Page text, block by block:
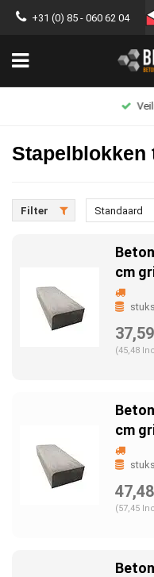
+31 (0) 85 - 060 62 04
Stapelblokken
Filter Standaard
cm
37,59
(45,48
cm
47,48
(57,45